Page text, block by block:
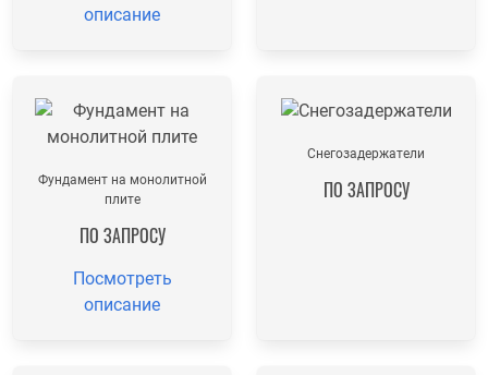
описание
Фундамент на монолитной
плите
ПО ЗАПРОСУ
Посмотреть
описание
Снегозадержатели
ПО ЗАПРОСУ